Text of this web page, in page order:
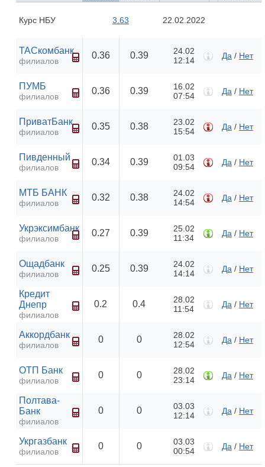
Курс НБУ 3.63 22.02.2022
ТАСкомбанк
филиалов
0.36 0.39
24.02
12:14
Да / Нет
ПУМБ
филиалов
0.36 0.39
16.02
07:54
Да / Нет
ПриватБанк
филиалов
0.35 0.38
23.02
15:54
Да / Нет
Пивденный
филиалов
0.34 0.39
01.03
09:54
Да / Нет
МТБ БАНК
филиалов
0.32 0.38
24.02
14:54
Да / Нет
Укрэксимбанк
филиалов
0.27 0.39
25.02
11:34
Да / Нет
Ощадбанк
филиалов
0.25 0.39
24.02
14:14
Да / Нет
Кредит
Днепр
филиалов
0.2 0.4
28.02
11:54
Да / Нет
Аккордбанк
филиалов
0 0
28.02
12:54
Да / Нет
ОТП Банк
филиалов
0 0
28.02
23:14
Да / Нет
Полтава-
Банк
филиалов
0 0
03.03
12:14
Да / Нет
Укргазбанк
филиалов
0 0
03.03
00:54
Да / Нет